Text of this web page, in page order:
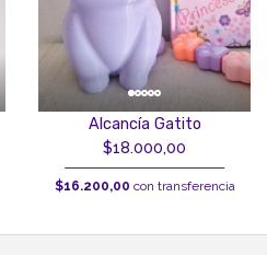
Alcancía Gatito
$18.000,00
$16.200,00 con transferencia